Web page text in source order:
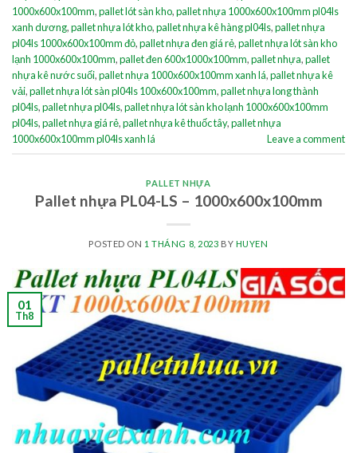
1000x600x100mm,pallet lót sàn kho,pallet nhựa 1000x600x100mm pl04ls
xanh dương,pallet nhựa lót kho,pallet nhựa kê hàng pl04ls,pallet nhựa
pl04ls 1000x600x100mm đỏ,pallet nhựa đen giá rẻ,pallet nhựa lót sàn kho
lạnh 1000x600x100mm,pallet đen 600x1000x100mm,pallet nhựa,pallet
nhựa kê nước suối,pallet nhựa 1000x600x100mm xanh lá,pallet nhựa kê
vải,pallet nhựa lót sàn pl04ls 100x600x100mm,pallet nhựa long thành
pl04ls,pallet nhựa pl04ls,pallet nhựa lót sàn kho lạnh 1000x600x100mm
pl04ls,pallet nhựa giá rẻ,pallet nhựa kê thuốc tây,pallet nhựa
1000x600x100mm pl04ls xanh lá
Leave a comment
PALLET NHỰA
Pallet nhựa PL04-LS – 1000x600x100mm
POSTED ON 1 THÁNG 8, 2023 BY HUYEN
01
Th8